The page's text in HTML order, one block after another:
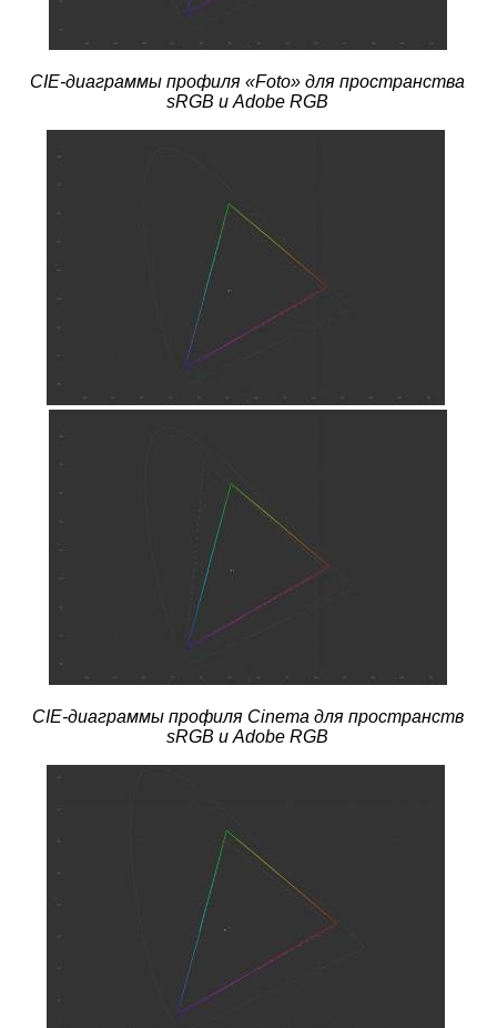
CIE-диаграммы профиля «Foto» для пространства
sRGB и Adobe RGB
CIE-диаграммы профиля Cinema для пространств
sRGB и Adobe RGB